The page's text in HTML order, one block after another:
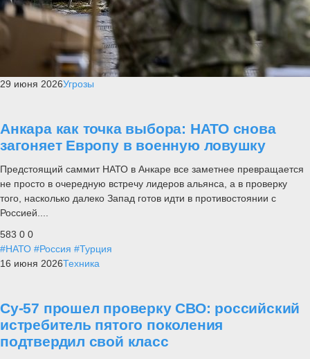
29 июня 2026Угрозы
Анкара как точка выбора: НАТО снова
загоняет Европу в военную ловушку
Предстоящий саммит НАТО в Анкаре все заметнее превращается
не просто в очередную встречу лидеров альянса, а в проверку
того, насколько далеко Запад готов идти в противостоянии с
Россией....
583 0 0
#НАТО #Россия #Турция
16 июня 2026Техника
Су-57 прошел проверку СВО: российский
истребитель пятого поколения
подтвердил свой класс